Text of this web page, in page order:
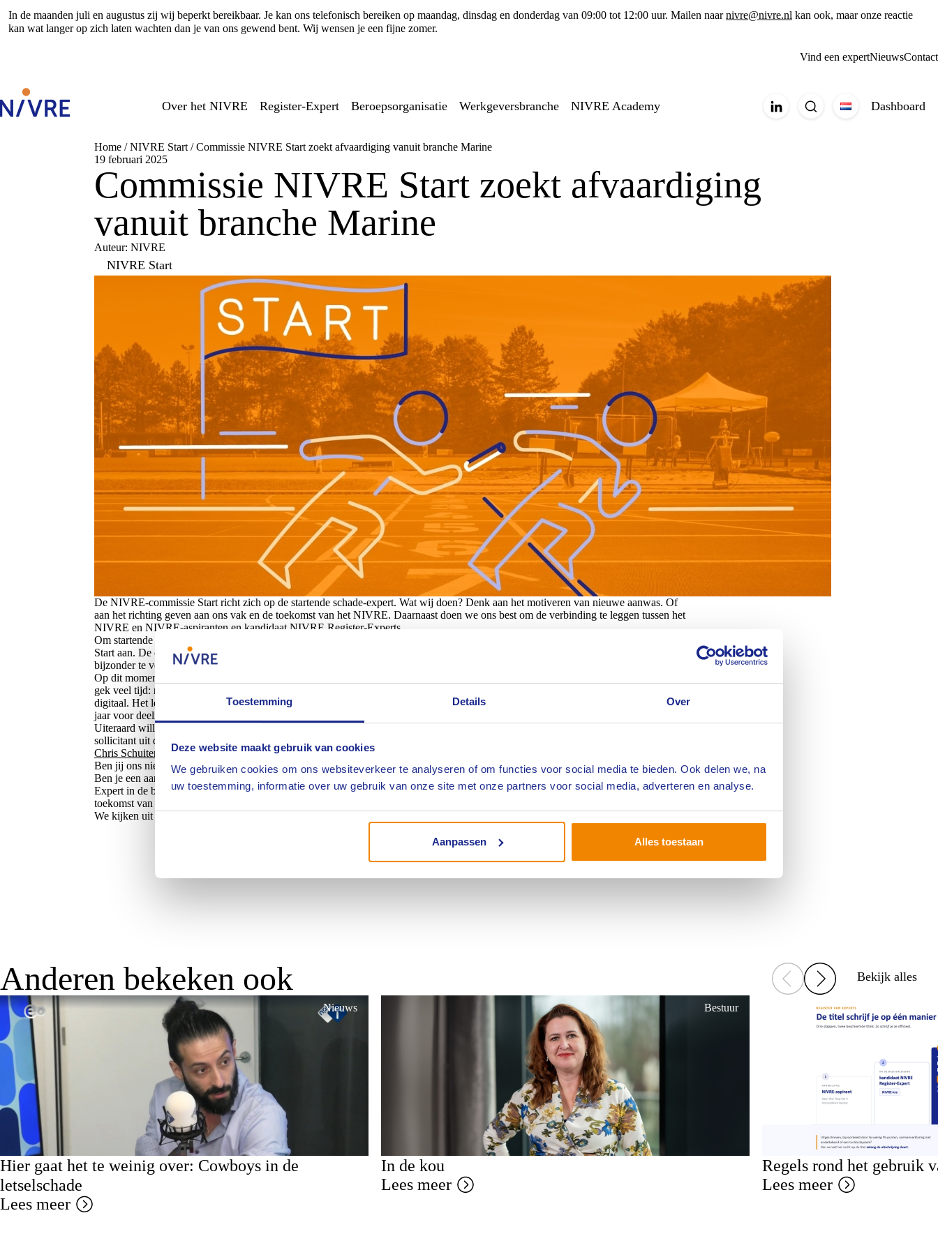
Toestemming Details Over
Deze website maakt gebruik van cookies
We gebruiken cookies om ons websiteverkeer te analyseren of om functies voor social media te bieden. Ook delen we, na
uw toestemming, informatie over uw gebruik van onze site met onze partners voor social media, adverteren en analyse.
Aanpassen Alles toestaan
In de maanden juli en augustus zij wij beperkt bereikbaar. Je kan ons telefonisch bereiken op maandag, dinsdag en donderdag van 09:00 tot 12:00 uur. Mailen naarnivre@nivre.nl kan ook, maar onze reactie
kan wat langer op zich laten wachten dan je van ons gewend bent. Wij wensen je een fijne zomer.
Vind een expertNieuwsContact
Over het NIVRE Register-Expert Beroepsorganisatie Werkgeversbranche NIVRE Academy Dashboard
Home /NIVRE Start /Commissie NIVRE Start zoekt afvaardiging vanuit branche Marine
19 februari 2025
Commissie NIVRE Start zoekt afvaardiging
vanuit branche Marine
Auteur: NIVRE
NIVRE Start
De NIVRE-commissie Start richt zich op de startende schade-expert. Wat wij doen? Denk aan het motiveren van nieuwe aanwas. Of
aan het richting geven aan ons vak en de toekomst van het NIVRE. Daarnaast doen we ons best om de verbinding te leggen tussen het
NIVRE en NIVRE-aspiranten en kandidaat NIVRE Register-Experts.
Om startende experts goed te kunnen vertegenwoordigen haakt bij iedere vergadering van een branchebestuur een lid van de commissie
Start aan. De commissie heeft al veel werk verzet om de bekendheid van het expertisevak in het algemeen en het NIVRE in het
bijzonder te verhogen.
Op dit moment heeft de commissie vijf leden die de – onbezoldigde – bestuursfunctie vervullen naast hun vaste baan. Dit kost niet zo
gek veel tijd: reken op een tijdsbesteding van gemiddeld zes uur per maand. Zeven keer per jaar komt het commissie bijeen, fysiek of
digitaal. Het levert je ook wat op. Veel kennis en informatie, de kans om het verschil te maken voor vakgenoten én zes PE-punten per
jaar voor deelname aan de commissie.
Uiteraard willen we per NIVRE-branche een evenredige vertegenwoordiging in de commissie. Daarom gaat onze interesse uit naar een
sollicitant uit de branche Marine. Voor deze branche is er namelijk net een positie in de commissie vrijgekomen. Lees
Chris Schuitemakermaar eens.
Ben jij ons nieuwe bestuurslid?
Ben je een aankomend talent in de schade-expertisebranche? Ben je ingeschreven als NIVRE-aspirant of kandidaat NIVRE Register-
Expert in de branche Marine? Vind je het leuk om met bevlogen vakgenoten uit diverse branches richting te geven aan je vak en de
toekomst van het NIVRE? Stuur dan je motivatiebrief en CV naar
We kijken uit naar je reactie.
Anderen bekeken ook Bekijk alles
Nieuws
Hier gaat het te weinig over: Cowboys in de
letselschade
Lees meer
Bestuur
In de kou
Lees meer
Regels rond het gebruik
Lees meer